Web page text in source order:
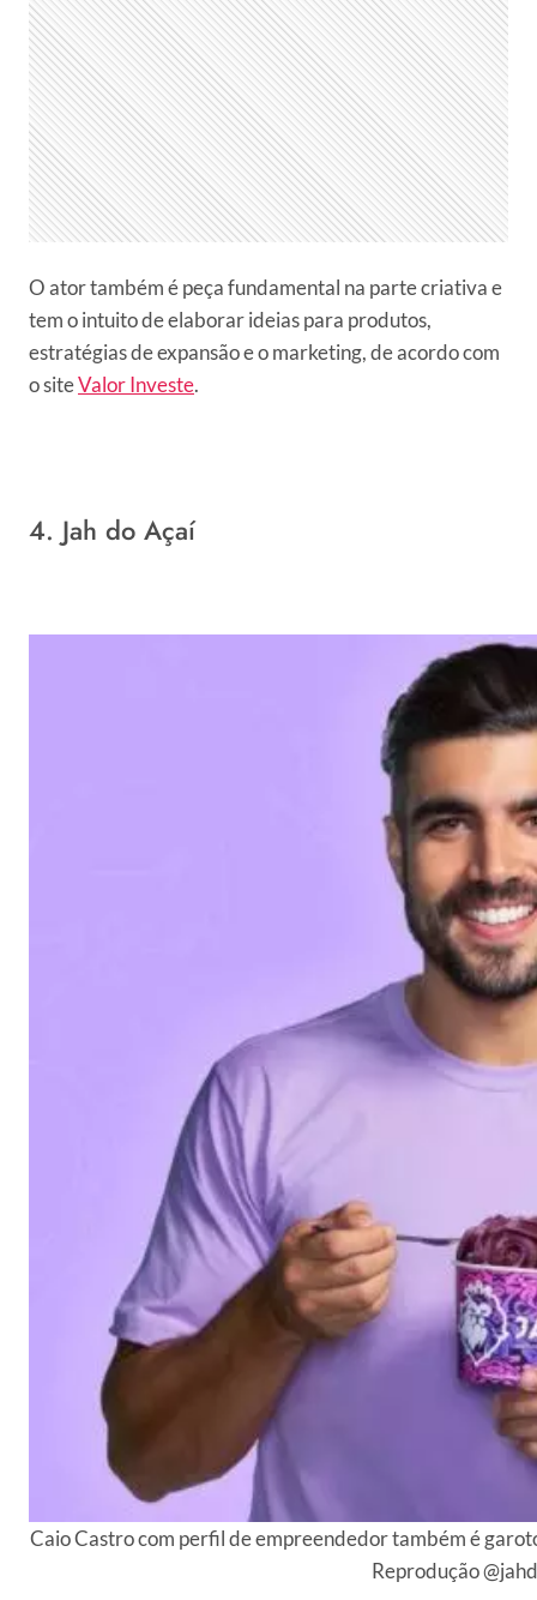
O ator também é peça fundamental na parte criativa e
tem o intuito de elaborar ideias para produtos,
estratégias de expansão e o marketing, de acordo com
o siteValor Investe.
4. Jah do Açaí
Caio Castro com perfil de empreendedor também é
Reprodução